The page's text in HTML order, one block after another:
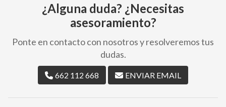
¿Alguna duda? ¿Necesitas
asesoramiento?
Ponte en contacto con nosotros y resolveremos tus
dudas.
662 112 668 ENVIAR EMAIL